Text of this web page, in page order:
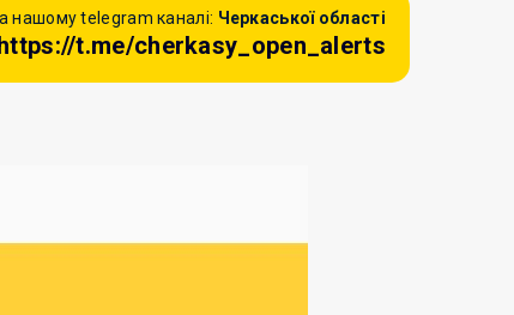
нашому telegram каналі: Черкаської області
t.me/cherkasy_open_alerts